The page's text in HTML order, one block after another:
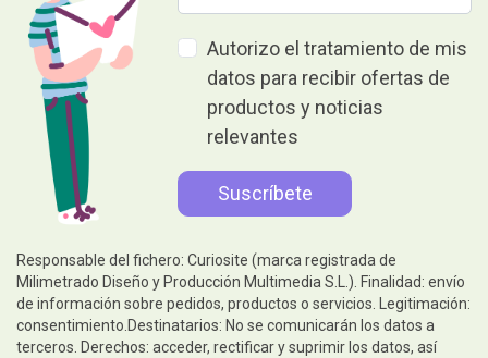
Autorizo el tratamiento de mis
datos para recibir ofertas de
productos y noticias
relevantes
Responsable del fichero: Curiosite (marca registrada de
Milimetrado Diseño y Producción Multimedia S.L.). Finalidad: envío
de información sobre pedidos, productos o servicios. Legitimación:
consentimiento.Destinatarios: No se comunicarán los datos a
terceros. Derechos: acceder, rectificar y suprimir los datos, así